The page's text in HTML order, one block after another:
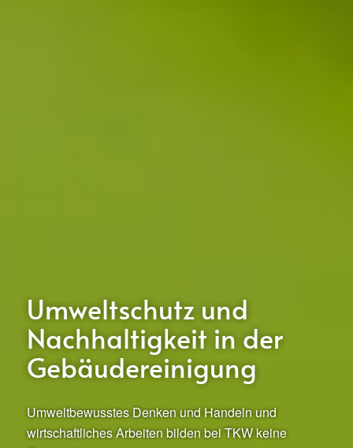
Umweltschutz und
Nachhaltigkeit in der
Gebäudereinigung
Umweltbewusstes Denken und Handeln und
wirtschaftliches Arbeiten bilden bei TKW keine